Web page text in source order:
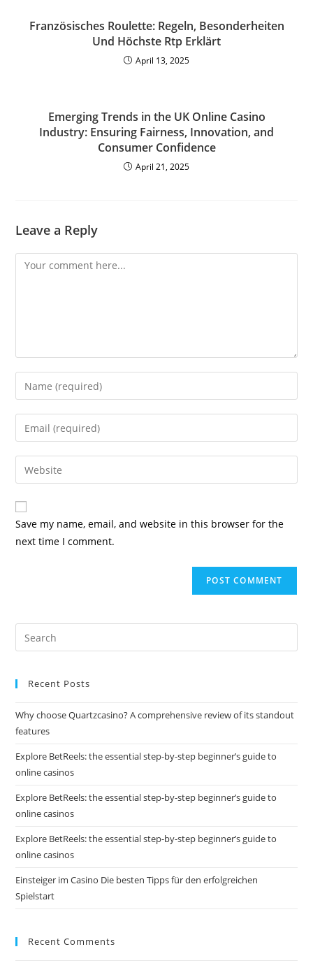
Französisches Roulette: Regeln, Besonderheiten
Und Höchste Rtp Erklärt
April 13, 2025
Emerging Trends in the UK Online Casino
Industry: Ensuring Fairness, Innovation, and
Consumer Confidence
April 21, 2025
Leave a Reply
Save my name, email, and website in this browser for the
next time I comment.
Recent Posts
Why choose Quartzcasino? A comprehensive review of its standout
features
Explore BetReels: the essential step-by-step beginner’s guide to
online casinos
Explore BetReels: the essential step-by-step beginner’s guide to
online casinos
Explore BetReels: the essential step-by-step beginner’s guide to
online casinos
Einsteiger im Casino Die besten Tipps für den erfolgreichen
Spielstart
Recent Comments